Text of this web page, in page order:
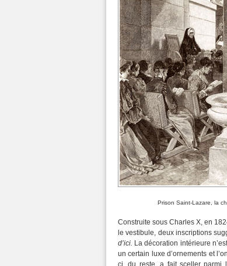
Prison Saint-Lazare, la
Construite sous Charles X, en
le vestibule, deux inscriptions
d’ici. La décoration intérieure
un certain luxe d’ornements et
ci, du reste, a fait sceller parmi